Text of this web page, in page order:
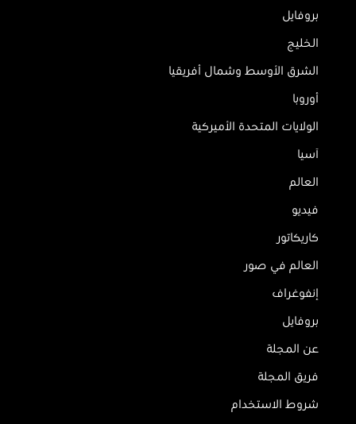
بروفايل
الخليج
الشرق الأوسط وشمال أفريقيا
أوروبا
الولايات المتحدة الأميركية
آسيا
العالم
فيديو
كاريكاتور
العالم في صور
إنفوغراف
بروفايل
عن المجلة
فريق المجلة
شروط الاستخدام